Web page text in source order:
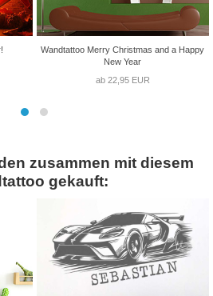
Wandtattoo Merry Christmas and a Happy
New Year
ab 22,95 EUR
zusammen mit diesem
gekauft: